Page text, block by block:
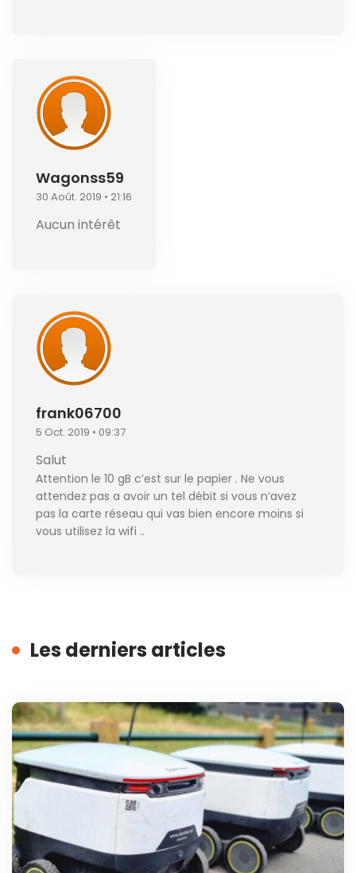
Wagonss59
30 Août. 2019 • 21:16
Aucun intérêt
frank06700
5 Oct. 2019 • 09:37
Salut
Attention le 10 gB c’est sur le papier . Ne vous
attendez pas a avoir un tel débit si vous n’avez
pas la carte réseau qui vas bien encore moins si
vous utilisez la wifi ..
Les derniers articles